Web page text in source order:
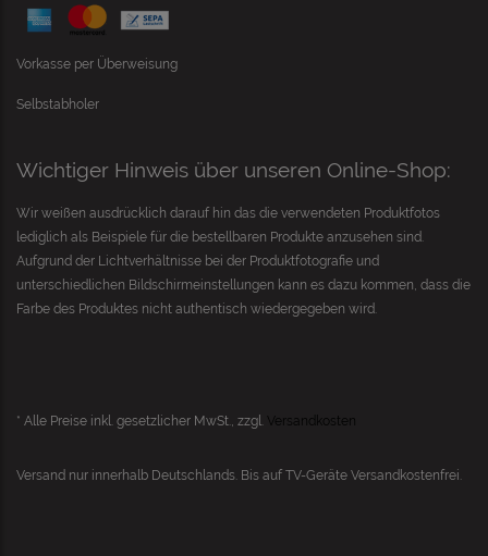
Vorkasse per Überweisung
Selbstabholer
Wichtiger Hinweis über unseren Online-Shop:
Wir weißen ausdrücklich darauf hin das die verwendeten Produktfotos
lediglich als Beispiele für die bestellbaren Produkte anzusehen sind.
Aufgrund der Lichtverhältnisse bei der Produktfotografie und
unterschiedlichen Bildschirmeinstellungen kann es dazu kommen, dass die
Farbe des Produktes nicht authentisch wiedergegeben wird.
* Alle Preise inkl. gesetzlicher MwSt., zzgl. Versandkosten
Versand nur innerhalb Deutschlands. Bis auf TV-Geräte Versandkostenfrei.